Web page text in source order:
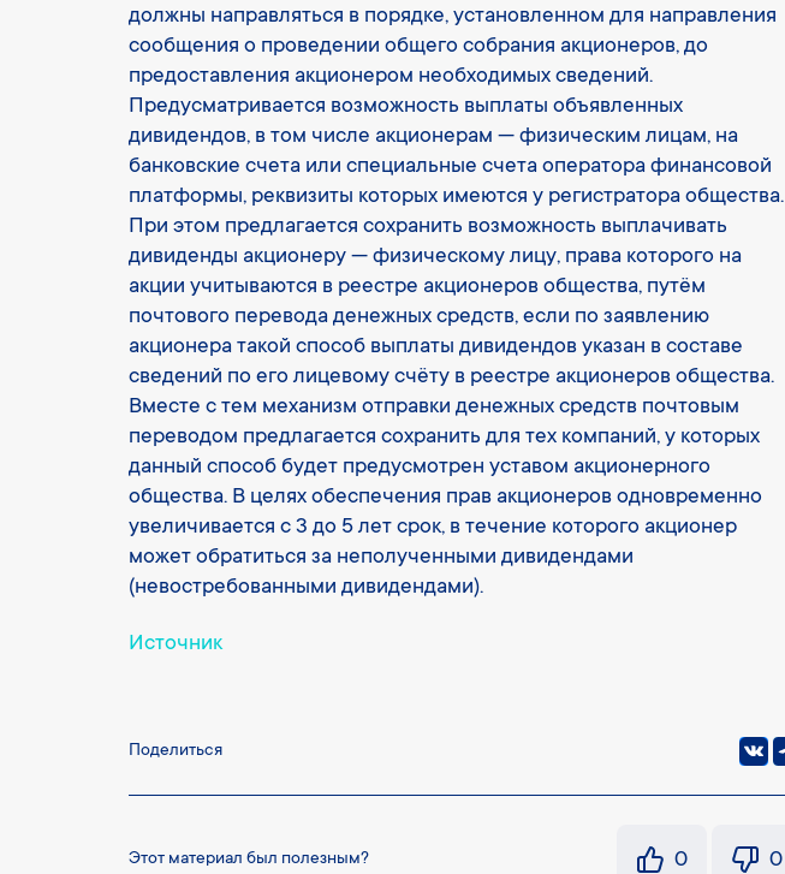
должны направляться в порядке, установленном для направления
сообщения о проведении общего собрания акционеров, до
предоставления акционером необходимых сведений.
Предусматривается возможность выплаты объявленных
дивидендов, в том числе акционерам — физическим лицам, на
банковские счета или специальные счета оператора финансовой
платформы, реквизиты которых имеются у регистратора общества.
При этом предлагается сохранить возможность выплачивать
дивиденды акционеру — физическому лицу, права которого на
акции учитываются в реестре акционеров общества, путём
почтового перевода денежных средств, если по заявлению
акционера такой способ выплаты дивидендов указан в составе
сведений по его лицевому счёту в реестре акционеров общества.
Вместе с тем механизм отправки денежных средств почтовым
переводом предлагается сохранить для тех компаний, у которых
данный способ будет предусмотрен уставом акционерного
общества. В целях обеспечения прав акционеров одновременно
увеличивается с 3 до 5 лет срок, в течение которого акционер
может обратиться за неполученными дивидендами
(невостребованными дивидендами).
Источник
Поделиться
Этот материал был полезным? 0 0